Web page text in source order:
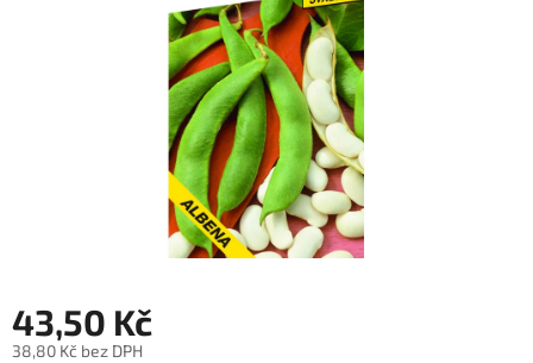
43,50 Kč
38,80 Kč bez DPH